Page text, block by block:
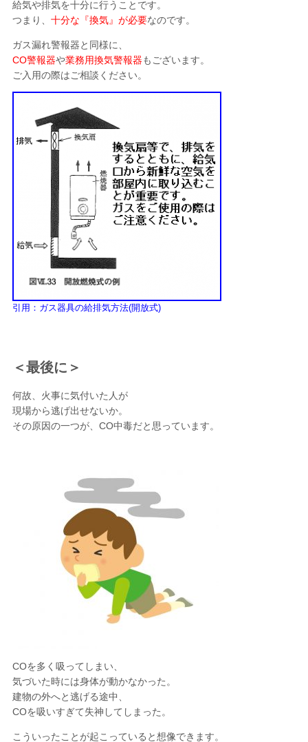
給気や排気を十分に行うことです。
つまり、 十分な『換気』が必要なのです。
ガス漏れ警報器と同様に、
CO警報器や業務用換気警報器もございます。
ご入用の際はご相談ください。
引用：ガス器具の給排気方法(開放式)
＜最後に＞
何故、火事に気付いた人が
現場から逃げ出せないか。
その原因の一つが、CO中毒だと思っています。
COを多く吸ってしまい、
気づいた時には身体が動かなかった。
建物の外へと逃げる途中、
COを吸いすぎて失神してしまった。
こういったことが起こっていると想像できます。